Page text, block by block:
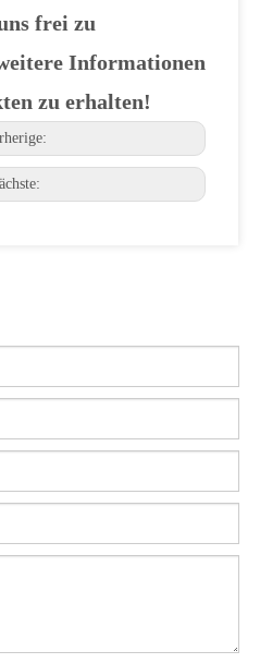
frei zu
Informationen
zu erhalten!